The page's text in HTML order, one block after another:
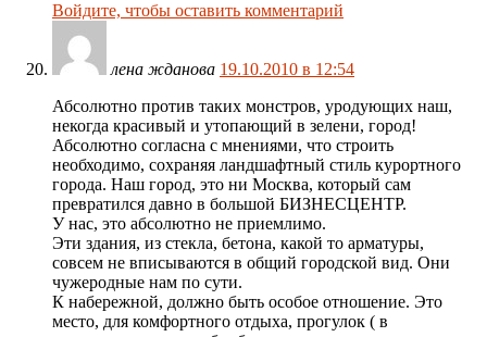
Войдите, чтобы оставить комментарий
лена жданова 19.10.2010 в 12:54
Абсолютно против таких монстров, уродующих наш,
некогда красивый и утопающий в зелени, город!
Абсолютно согласна с мнениями, что строить
необходимо, сохраняя ландшафтный стиль курортного
города. Наш город, это ни Москва, который сам
превратился давно в большой БИЗНЕСЦЕНТР.
У нас, это абсолютно не приемлимо.
Эти здания, из стекла, бетона, какой то арматуры,
совсем не вписываются в общий городской вид. Они
чужеродные нам по сути.
К набережной, должно быть особое отношение. Это
место, для комфортного отдыха, прогулок ( в